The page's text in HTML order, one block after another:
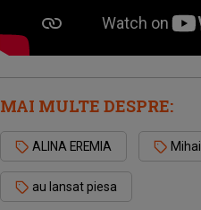
MAI MULTE DESPRE:
ALINA EREMIA Mihail
au lansat piesa